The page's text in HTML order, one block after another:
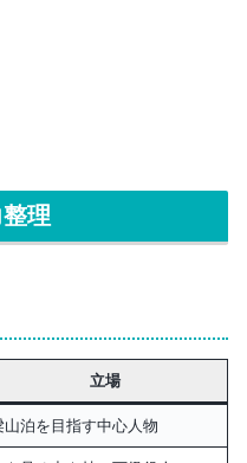
理
立場
山泊を目指す中心人物